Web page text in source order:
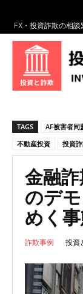
FX・投資詐欺の相談
FXスワップポイン
TAGS AF被害者同
不動産投資
投資
金融
のデ
めく
詐欺事例 投資